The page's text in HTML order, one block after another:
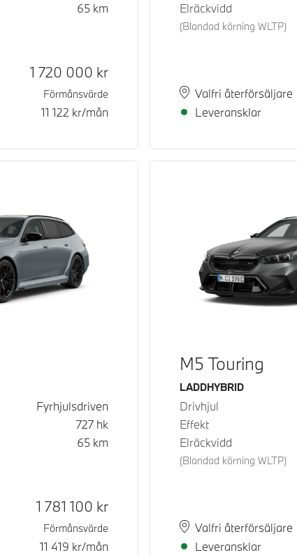
65 km
Kontantpris
1 720 000 kr
Förmånsvärde
11 122 kr/mån
Elräckvidd
(Blandad körning WLTP)
PlatsValfri återförsäljare
Leveranstid
Leveransklar
Fyrhjulsdriven
727 hk
65 km
Kontantpris
1 781 100 kr
Förmånsvärde
11 419 kr/mån
M5 Touring
Bränsle
LADDHYBRID
Drivhjul
Effekt
Elräckvidd
(Blandad körning WLTP)
PlatsValfri återförsäljare
Leveranstid
Leveransklar